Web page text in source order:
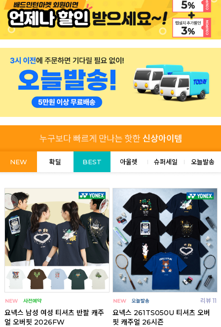
NEW 확딜 BEST 아울렛 슈퍼세일 오늘발송
요넥스 남성 여성 티셔츠 반팔 캐주
얼 오버핏 2026FW
리뷰 11
요넥스 261TS050U 티셔츠 오버
핏 캐주얼 26시즌